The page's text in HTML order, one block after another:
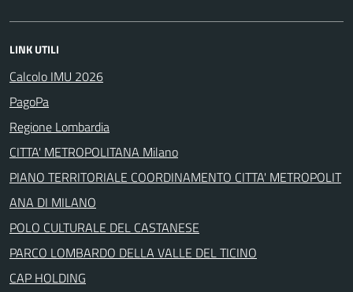
LINK UTILI
Calcolo IMU 2026
PagoPa
Regione Lombardia
CITTA' METROPOLITANA Milano
PIANO TERRITORIALE COORDINAMENTO CITTA' METROPOLIT
ANA DI MILANO
POLO CULTURALE DEL CASTANESE
PARCO LOMBARDO DELLA VALLE DEL TICINO
CAP HOLDING